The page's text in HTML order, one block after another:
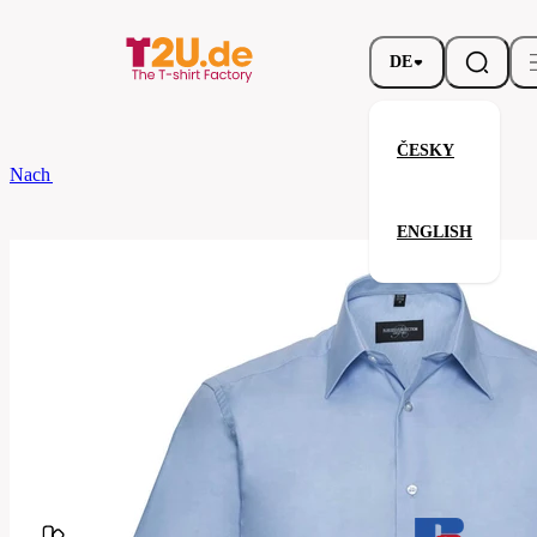
DE
ČESKY
ENGLISH
Nach dem Brand
923M-
Corporate
Bue
Verwandte Produkte
Ihre Zufriedenheit ist unsere Priorität.